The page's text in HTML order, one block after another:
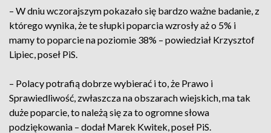
– W dniu wczorajszym pokazało się bardzo ważne badanie, z
którego wynika, że te słupki poparcia wzrosły aż o 5% i
mamy to poparcie na poziomie 38% – powiedział Krzysztof
Lipiec, poseł PiS.
– Polacy potrafią dobrze wybierać i to, że Prawo i
Sprawiedliwość, zwłaszcza na obszarach wiejskich, ma tak
duże poparcie, to należą się za to ogromne słowa
podziękowania – dodał Marek Kwitek, poseł PiS.